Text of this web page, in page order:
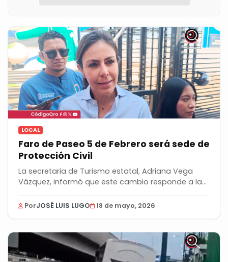
LOCAL
Faro de Paseo 5 de Febrero será sede de
Protección Civil
La secretaria de Turismo estatal, Adriana Vega
Vázquez, informó que este cambio responde a la...
PorJOSÉ LUIS LUGO 18 de mayo, 2026